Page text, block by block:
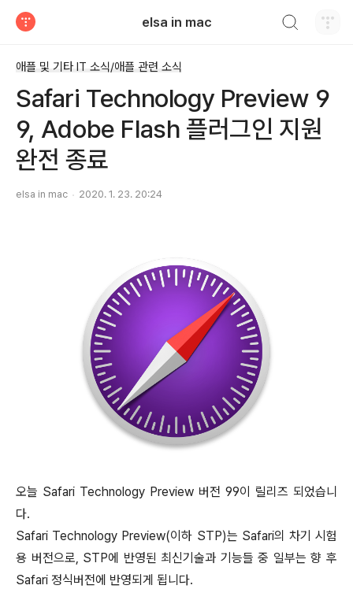
elsa in mac
애플 및 기타 IT 소식/애플 관련 소식
Safari Technology Preview 9
9, Adobe Flash 플러그인 지원
완전 종료
elsa in mac 2020. 1. 23. 20:24
오늘 Safari Technology Preview 버전 99이 릴리즈 되었습니
다.
Safari Technology Preview(이하 STP)는 Safari의 차기 시험
용 버전으로, STP에 반영된 최신기술과 기능들 중 일부는 향 후
Safari 정식버전에 반영되게 됩니다.